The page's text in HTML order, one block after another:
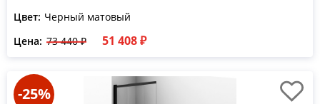
Цвет: Черный матовый
Цена: 73 440 ₽ 51 408 ₽
-25%